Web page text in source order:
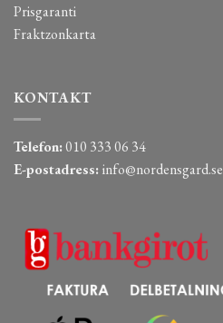
Prisgaranti
Fraktzonkarta
KONTAKT
Telefon:010 333 06 34
E-postadress: info@nordensgard.se